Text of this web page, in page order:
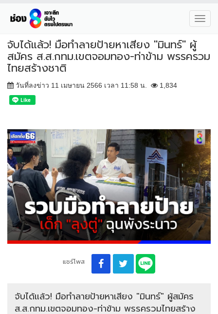
จับได้แล้ว! มือทำลายป้ายหาเสียง "มินทร์" ผู้
สมัคร ส.ส.กทม.เขตจอมทอง-ท่าข้าม พรรครวม
ไทยสร้างชาติ
วันที่ลงข่าว 11 เมษายน 2566 เวลา 11:58 น. 1,834
แชร์โพส
จับได้แล้ว! มือทำลายป้ายหาเสียง "มินทร์" ผู้สมัคร
ส.ส.กทม.เขตจอมทอง-ท่าข้าม พรรครวมไทยสร้าง